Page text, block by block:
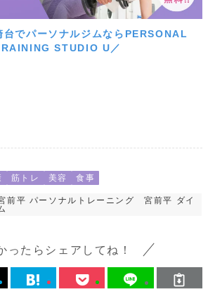
台でパーソナルジムならPERSONAL
STUDIO U／
筋トレ 美容 食事
前平 パーソナルトレーニング 宮前平 ダイ
ったらシェアしてね！